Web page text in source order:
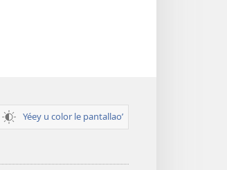
Yéey u color le pantallaoʼ